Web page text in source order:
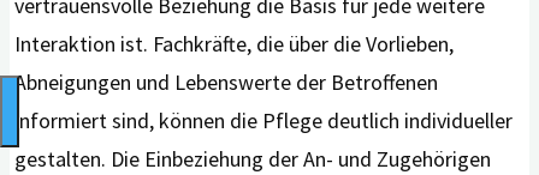
vertrauensvolle Beziehung die Basis für jede weitere
Interaktion ist. Fachkräfte, die über die Vorlieben,
Abneigungen und Lebenswerte der Betroffenen
informiert sind, können die Pflege deutlich individueller
gestalten. Die Einbeziehung der An- und Zugehörigen